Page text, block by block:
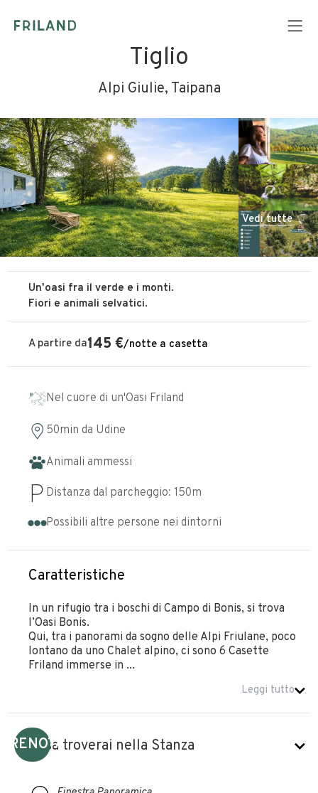
Tiglio
Alpi Giulie, Taipana
Vedi tutte
Un'oasi fra il verde e i monti.
Fiori e animali selvatici.
A partire da145 €/notte a casetta
Nel cuore di un'Oasi Friland
50min da Udine
Animali ammessi
Distanza dal parcheggio: 150m
Possibili altre persone nei dintorni
Caratteristiche
In un rifugio tra i boschi di Campo di Bonis, si trova
l’Oasi Bonis.
Qui, tra i panorami da sogno delle Alpi Friulane, poco
lontano da uno Chalet alpino, ci sono 6 Casette
Friland immerse in ...
Leggi tutto
PRENOTA
Cosa troverai nella Stanza